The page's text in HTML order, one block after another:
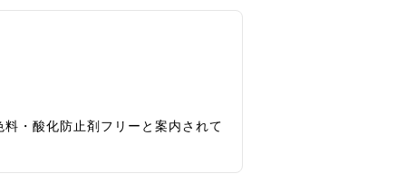
・酸化防止剤フリーと案内されて